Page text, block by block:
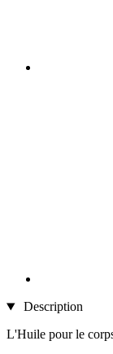
Description
L'Huile pour le